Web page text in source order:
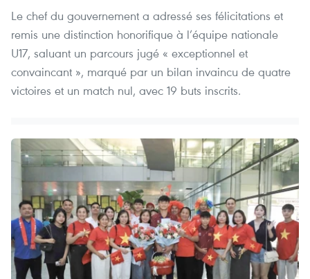
Le chef du gouvernement a adressé ses félicitations et
remis une distinction honorifique à l’équipe nationale
U17, saluant un parcours jugé « exceptionnel et
convaincant », marqué par un bilan invaincu de quatre
victoires et un match nul, avec 19 buts inscrits.